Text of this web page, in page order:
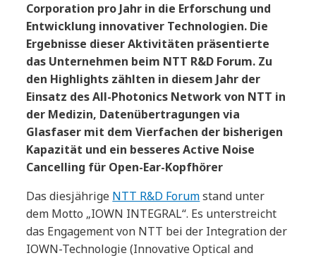
Corporation pro Jahr in die Erforschung und
Entwicklung innovativer Technologien. Die
Ergebnisse dieser Aktivitäten präsentierte
das Unternehmen beim NTT R&D Forum. Zu
den Highlights zählten in diesem Jahr der
Einsatz des All-Photonics Network von NTT in
der Medizin, Datenübertragungen via
Glasfaser mit dem Vierfachen der bisherigen
Kapazität und ein besseres Active Noise
Cancelling für Open-Ear-Kopfhörer
Das diesjährige NTT R&D Forumstand unter
dem Motto „IOWN INTEGRAL“. Es unterstreicht
das Engagement von NTT bei der Integration der
IOWN-Technologie (Innovative Optical and